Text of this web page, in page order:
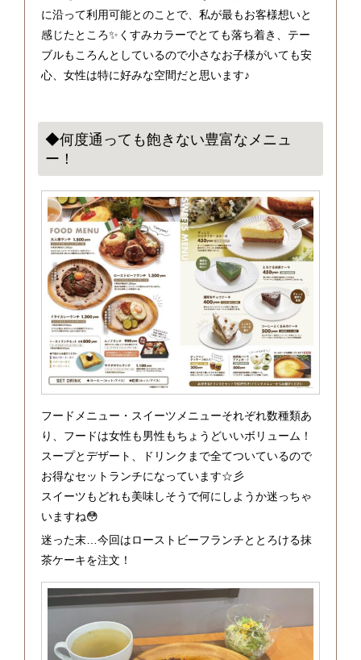
に沿って利用可能とのことで、私が最もお客様想いと
感じたところ✨くすみカラーでとても落ち着き、テー
ブルもころんとしているので小さなお子様がいても安
心、女性は特に好みな空間だと思います♪
◆何度通っても飽きない豊富なメニュ
ー！
フードメニュー・スイーツメニューそれぞれ数種類あ
り、フードは女性も男性もちょうどいいボリューム！
スープとデザート、ドリンクまで全てついているので
お得なセットランチになっています☆彡
スイーツもどれも美味しそうで何にしようか迷っちゃ
いますね😳
迷った末…今回はローストビーフランチととろける抹
茶ケーキを注文！